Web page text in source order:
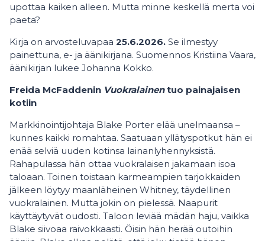
upottaa kaiken alleen. Mutta minne keskellä merta voi
paeta?
Kirja on arvosteluvapaa 25.6.2026. Se ilmestyy
painettuna, e- ja äänikirjana. Suomennos Kristiina Vaara,
äänikirjan lukee Johanna Kokko.
Freida McFaddenin Vuokralainentuo painajaisen
kotiin
Markkinointijohtaja Blake Porter elää unelmaansa –
kunnes kaikki romahtaa. Saatuaan yllätyspotkut hän ei
enää selviä uuden kotinsa lainanlyhennyksistä.
Rahapulassa hän ottaa vuokralaisen jakamaan isoa
taloaan. Toinen toistaan karmeampien tarjokkaiden
jälkeen löytyy maanläheinen Whitney, täydellinen
vuokralainen. Mutta jokin on pielessä. Naapurit
käyttäytyvät oudosti. Taloon leviää mädän haju, vaikka
Blake siivoaa raivokkaasti. Öisin hän herää outoihin